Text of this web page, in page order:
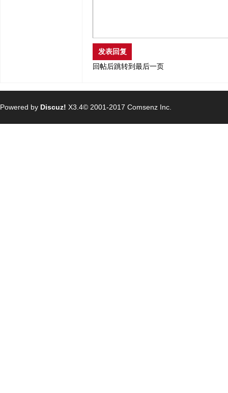
发表回复
回帖后跳转到最后一页
Powered by Discuz! X3.4© 2001-2017 Comsenz Inc.